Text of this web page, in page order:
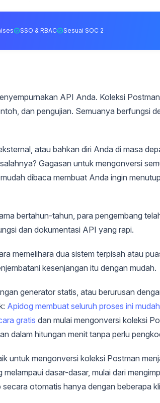
SSO & RBAC Sesuai SOC 2
API Anda. Koleksi
dan pengujian. Semuanya berfungsi
atau bahkan diri Anda di masa
Gagasan untuk mengonversi
dibaca membuat Anda ingin
bertahun-tahun, para pengembang
dan dokumentasi API yang rapi.
memelihara dua sistem terpisah atau
kesenjangan itu dengan mudah.
generator statis, atau berurusan
Apidog membuat seluruh proses ini mudah
gratis dan mulai mengonversi koleksi
dalam hitungan menit tanpa perlu
untuk mengonversi koleksi Postman
dasar-dasar, mulai dari
otomatis hanya dengan beberapa